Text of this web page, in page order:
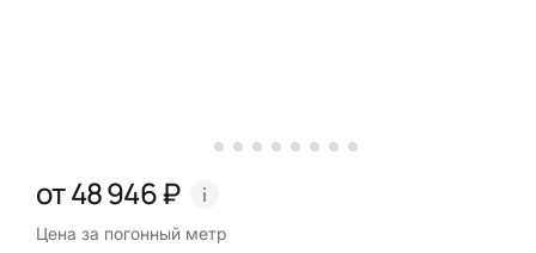
от 48 946 ₽
Цена за погонный метр